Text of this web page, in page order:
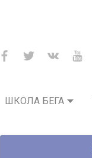
ШКОЛА БЕГА